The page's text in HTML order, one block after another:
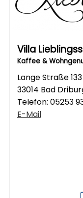
Villa
Kaffee &
Lange Straße 133
33014 Bad
Telefon: 05253
E-Mail